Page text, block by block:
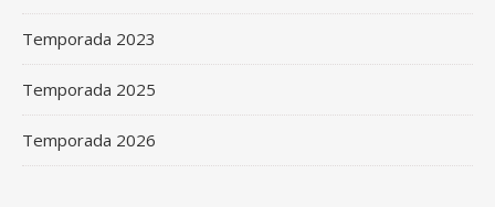
Temporada 2023
Temporada 2025
Temporada 2026